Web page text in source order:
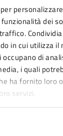
dei
in cui utilizza il
di
i quali
ha fornito loro
servizi.
frequenti